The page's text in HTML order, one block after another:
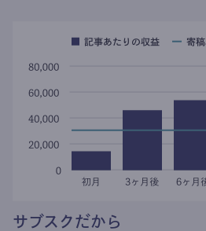
サブスクだから